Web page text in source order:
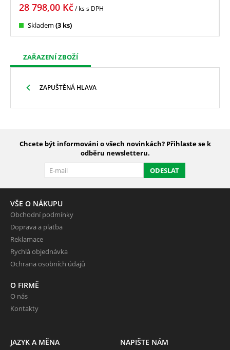
28 798,00 Kč/ kss DPH
Skladem (3 ks)
ZAŘAZENÍ ZBOŽÍ
ZAPUŠTĚNÁ HLAVA
Chcete být informováni o všech novinkách? Přihlaste se k
odběru newsletteru.
ODESLAT
VŠE O NÁKUPU
Obchodní podmínky
Doprava a platba
Reklamace
Rychlá objednávka
Ochrana osobních údajů
O FIRMĚ
O nás
Kontakty
JAZYK A MĚNA NAPIŠTE NÁM